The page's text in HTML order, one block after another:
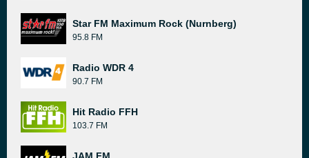
Star FM Maximum Rock (Nurnberg)
95.8 FM
Radio WDR 4
90.7 FM
Hit Radio FFH
103.7 FM